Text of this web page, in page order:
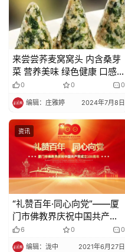
来尝尝荞麦窝窝头 内含桑芽
菜 营养美味 绿色健康 口感
超赞
0 0 0
编辑：庄雅婷 2024年7月8日
资讯
“礼赞百年·同心向党”——厦
门市佛教界庆祝中国共产党
成立100周年专题展之“厦门
市佛教界书画作品展”
6 0 0
编辑：泷中 2021年6月27日